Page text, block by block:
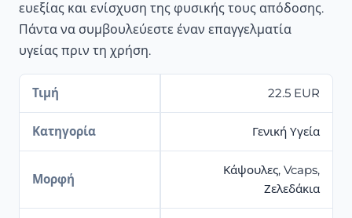
ευεξίας και ενίσχυση της φυσικής τους απόδοσης.
Πάντα να συμβουλεύεστε έναν επαγγελματία
υγείας πριν τη χρήση.
Τιμή 22.5 EUR
Κατηγορία Γενική Υγεία
Μορφή
Κάψουλες, Vcaps,
Ζελεδάκια